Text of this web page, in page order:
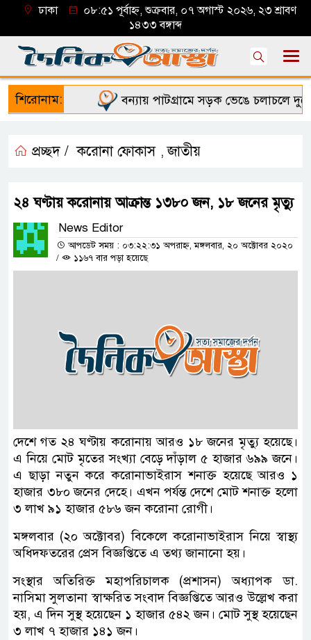
ঢাকা
০৮:৫১ পূর্বাহ্ন, শুক্রবার, ০৭ অগাস্ট ২০২৬, ২৩ শ্রাবণ
১৪৩৩ বঙ্গাব্দ
শিরোনাম: বন্যায় পাটগ্রামে সড়ক ভেঙে চলাচলে দুর্ভোগ
প্রচ্ছদ / করোনা ফোকাস ,জাতীয়
২৪ ঘণ্টায় করোনায় আক্রান্ত ১৩৮০ জন, ১৮ জনের মৃত্যু
News Editor
আপডেট সময় : ০৩:২২:৩১ অপরাহ্ন, মঙ্গলবার, ২০ অক্টোবর ২০২০
/
১১৬৭ বার পড়া হয়েছে
দেশে গত ২৪ ঘণ্টায় করোনায় আরও ১৮ জনের মৃত্যু হয়েছে।
এ নিয়ে মোট মৃতের সংখ্যা বেড়ে দাঁড়াল ৫ হাজার ৬৯৯ জনে।
এ ছাড়া নতুন করে করোনাভাইরাস শনাক্ত হয়েছে আরও ১
হাজার ৩৮০ জনের দেহে। এখন পর্যন্ত দেশে মোট শনাক্ত হলো
৩ লাখ ৯১ হাজার ৫৮৬ জন করোনা রোগী।
মঙ্গলবার (২০ অক্টোবর) বিকেলে করোনাভাইরাস নিয়ে স্বাস্থ্য
অধিদফতরের প্রেস বিজ্ঞপ্তিতে এ তথ্য জানানো হয়।
সংস্থার অতিরিক্ত মহাপরিচালক (প্রশাসন) অধ্যাপক ডা.
নাসিমা সুলতানা স্বাক্ষরিত সংবাদ বিজ্ঞপ্তিতে আরও উল্লেখ করা
হয়, এ দিন সুস্থ হয়েছেন ১ হাজার ৫৪২ জন। মোট সুস্থ হয়েছেন
৩ লাখ ৭ হাজার ১৪১ জন।